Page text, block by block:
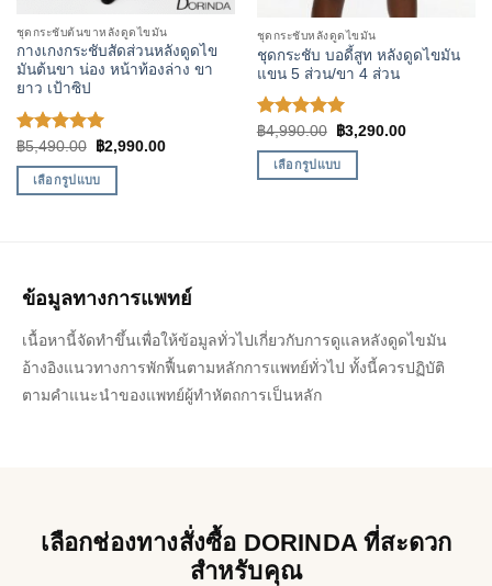
ชุดกระชับต้นขาหลังดูดไขมัน
กางเกงกระชับสัดส่วนหลังดูดไข
มันต้นขา น่อง หน้าท้องล่าง ขา
ยาว เป้าซิป
ให้คะแนน
5.00ตั้งแต่
1-5
คะแนน
฿5,490.00
Original
was:
฿5,490.00.
฿2,990.00Current
เลือกรูปแบบ
variants.
options
may
be
ชุดกระชับหลังดูดไขมัน
ชุดกระชับ บอดี้สูท หลังดูดไขมัน
แขน 5 ส่วน/ขา 4 ส่วน
ให้คะแนน
5.00ตั้งแต่
1-5
คะแนน
฿4,990.00
Original
was:
฿4,990.00.
฿3,290.00Current
เลือกรูปแบบ
options
be
chosen
ข้อมูลทางการแพทย์
เนื้อหานี้จัดทำขึ้นเพื่อให้ข้อมูลทั่วไปเกี่ยวกับการดูแลหลังดูดไขมัน
อ้างอิงแนวทางการพักฟื้นตามหลักการแพทย์ทั่วไป ทั้งนี้ควรปฏิบัติ
ตามคำแนะนำของแพทย์ผู้ทำหัตถการเป็นหลัก
เลือกช่องทางสั่งซื้อ DORINDA ที่สะดวก
สำหรับคุณ